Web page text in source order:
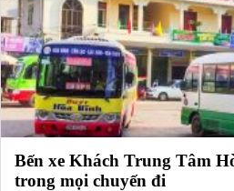
Bến xe Khách Trung Tâm
trong mọi chuyến đi